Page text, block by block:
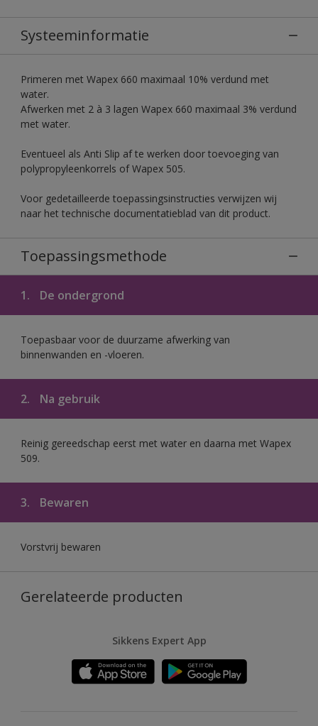
Systeeminformatie
Primeren met Wapex 660 maximaal 10% verdund met
water.
Afwerken met 2 à 3 lagen Wapex 660 maximaal 3% verdund
met water.
Eventueel als Anti Slip af te werken door toevoeging van
polypropyleenkorrels of Wapex 505.
Voor gedetailleerde toepassingsinstructies verwijzen wij
naar het technische documentatieblad van dit product.
Toepassingsmethode
1. De ondergrond
Toepasbaar voor de duurzame afwerking van
binnenwanden en -vloeren.
2. Na gebruik
Reinig gereedschap eerst met water en daarna met Wapex
509.
3. Bewaren
Vorstvrij bewaren
Gerelateerde producten
Sikkens Expert App